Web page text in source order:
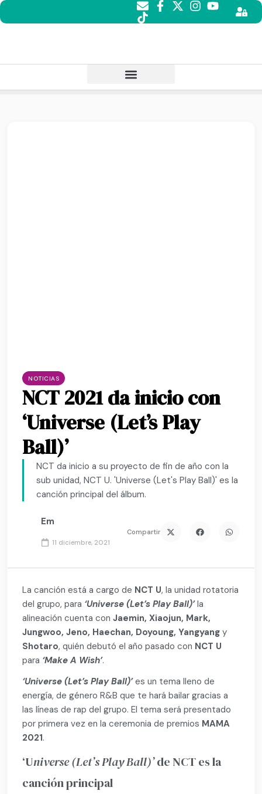
NOTICIAS
NCT 2021 da inicio con
‘Universe (Let’s Play
Ball)’
NCT da inicio a su proyecto de fin de año con la
sub unidad, NCT U. 'Universe (Let's Play Ball)' es la
canción principal del álbum.
Em
11 diciembre, 2021
Compartir
La canción está a cargo de NCT U, la unidad rotatoria
del grupo, para ‘Universe (Let’s Play Ball)’la
alineación cuenta conJaemin, Xiaojun, Mark,
Jungwoo, Jeno, Haechan, Doyoung, Yangyang y
Shotaro, quién debutó el año pasado con NCT U
para ‘Make A Wish’.
‘Universe (Let’s Play Ball)’es un tema lleno de
energía, de género R&B que te hará bailar gracias a
las líneas de rap del grupo. El tema será presentado
por primera vez en la ceremonia de premios MAMA
2021.
‘Universe (Let’s Play Ball)’de NCT es la
canción principal